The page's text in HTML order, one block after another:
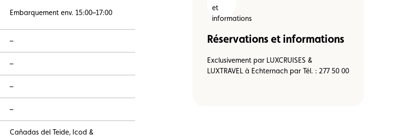
Embarquement env. 15:00–17:00
–
–
–
–
Cañadas del Teide, Icod &
Réservations et informations
Exclusivement par LUXCRUISES &
LUXTRAVEL à Echternach par Tél. : 277 50 00